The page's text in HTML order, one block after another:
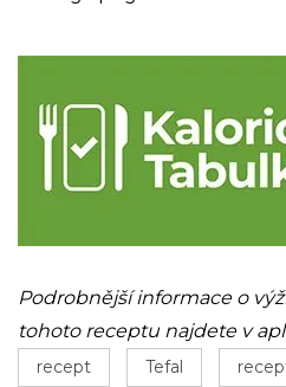
Podrobnější informace o
tohoto receptu najdete v
recept Tefal